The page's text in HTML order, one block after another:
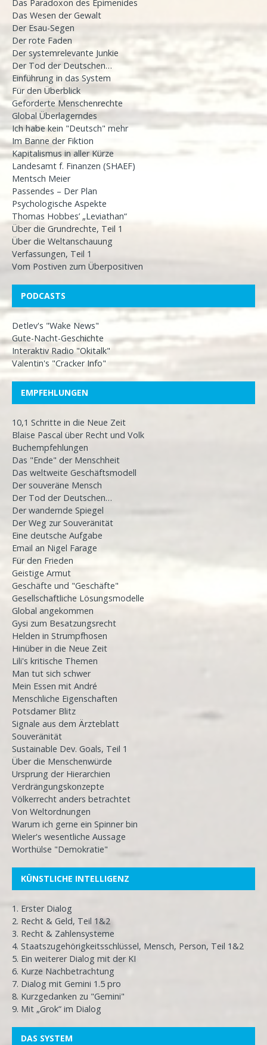
Das Paradoxon des Epimenides
Das Wesen der Gewalt
Der Esau-Segen
Der rote Faden
Der systemrelevante Junkie
Der Tod der Deutschen…
Einführung in das System
Für den Überblick
Geforderte Menschenrechte
Global Überlagerndes
Ich habe kein "Deutsch" mehr
Im Banne der Fiktion
Kapitalismus in aller Kürze
Landesamt f. Finanzen (SHAEF)
Mentsch Meier
Passendes – Der Plan
Psychologische Aspekte
Thomas Hobbes’ „Leviathan“
Über die Grundrechte, Teil 1
Über die Weltanschauung
Verfassungen, Teil 1
Vom Postiven zum Überpositiven
PODCASTS
Detlev's "Wake News"
Gute-Nacht-Geschichte
Interaktiv Radio "Okitalk"
Valentin's "Cracker Info"
EMPFEHLUNGEN
10,1 Schritte in die Neue Zeit
Blaise Pascal über Recht und Volk
Buchempfehlungen
Das "Ende" der Menschheit
Das weltweite Geschäftsmodell
Der souveräne Mensch
Der Tod der Deutschen…
Der wandernde Spiegel
Der Weg zur Souveränität
Eine deutsche Aufgabe
Email an Nigel Farage
Für den Frieden
Geistige Armut
Geschäfte und "Geschäfte"
Gesellschaftliche Lösungsmodelle
Global angekommen
Gysi zum Besatzungsrecht
Helden in Strumpfhosen
Hinüber in die Neue Zeit
Lili's kritische Themen
Man tut sich schwer
Mein Essen mit André
Menschliche Eigenschaften
Potsdamer Blitz
Signale aus dem Ärzteblatt
Souveränität
Sustainable Dev. Goals, Teil 1
Über die Menschenwürde
Ursprung der Hierarchien
Verdrängungskonzepte
Völkerrecht anders betrachtet
Von Weltordnungen
Warum ich gerne ein Spinner bin
Wieler's wesentliche Aussage
Worthülse "Demokratie"
KÜNSTLICHE INTELLIGENZ
1. Erster Dialog
2. Recht & Geld, Teil 1&2
3. Recht & Zahlensysteme
4. Staatszugehörigkeitsschlüssel, Mensch, Person, Teil 1&2
5. Ein weiterer Dialog mit der KI
6. Kurze Nachbetrachtung
7. Dialog mit Gemini 1.5 pro
8. Kurzgedanken zu "Gemini"
9. Mit „Grok“ im Dialog
DAS SYSTEM